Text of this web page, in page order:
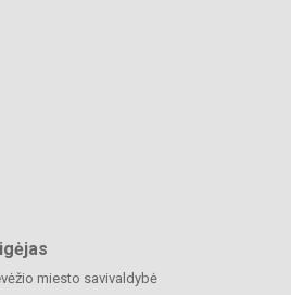
miesto savivaldybė